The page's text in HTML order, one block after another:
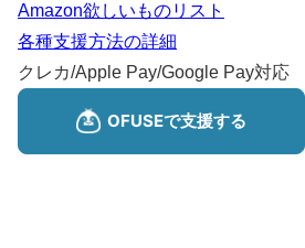
Amazon欲しいものリスト
各種支援方法の詳細
クレカ/Apple Pay/Google Pay対応